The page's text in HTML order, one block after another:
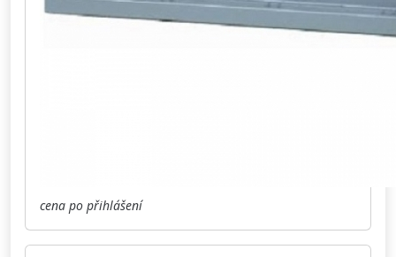
cena po přihlášení